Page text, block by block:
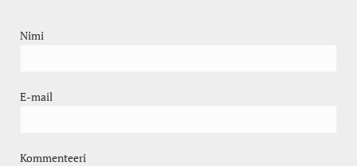
Nimi
E-mail
Kommenteeri